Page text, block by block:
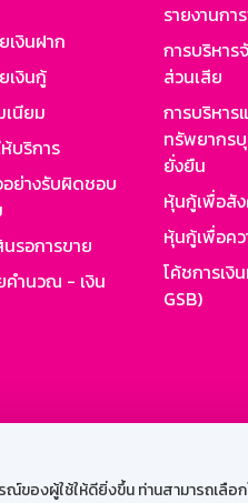
องผู้ใช้ให้ดียิ่งขึ้น ท่านสามารถเลื
เงินฝาก
เงินกู้
เนียม
บริการ
อย่างรับผิดชอบ
รอการขาย
คำนวณ - เงิน
รายงานก
การบริหา
ส่วนเสีย
การบริหา
ทรัพยากร
ยั่งยืน
หุ้นกู้เพื่อสั
หุ้นกู้เพื่อค
โค้ชการเงิ
GSB)